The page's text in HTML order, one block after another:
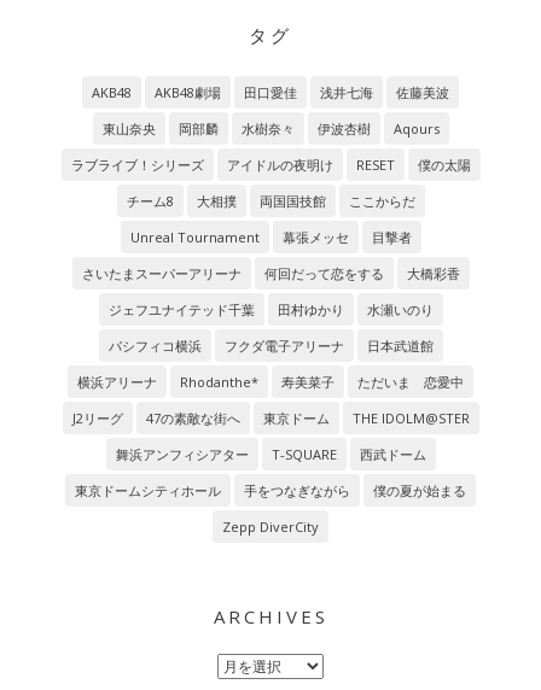
タグ
AKB48 AKB48劇場 田口愛佳 浅井七海
佐藤美波
東山奈央
岡部麟 水樹奈々 伊波杏樹
Aqours
ラブライブ！シリーズ
アイドルの夜明け RESET
僕の太陽
チーム8
大相撲 両国国技館
ここからだ
Unreal Tournament
幕張メッセ
目撃者
さいたまスーパーアリーナ
何回だって恋をする
大橋彩香
ジェフユナイテッド千葉
田村ゆかり
水瀬いのり
パシフィコ横浜
フクダ電子アリーナ
日本武道館
横浜アリーナ
Rhodanthe* 寿美菜子
ただいま 恋愛中
J2リーグ
47の素敵な街へ 東京ドーム
THE IDOLM@STER
舞浜アンフィシアター
T-SQUARE
西武ドーム
東京ドームシティホール
手をつなぎながら
僕の夏が始まる
Zepp DiverCity
ARCHIVES
Archives